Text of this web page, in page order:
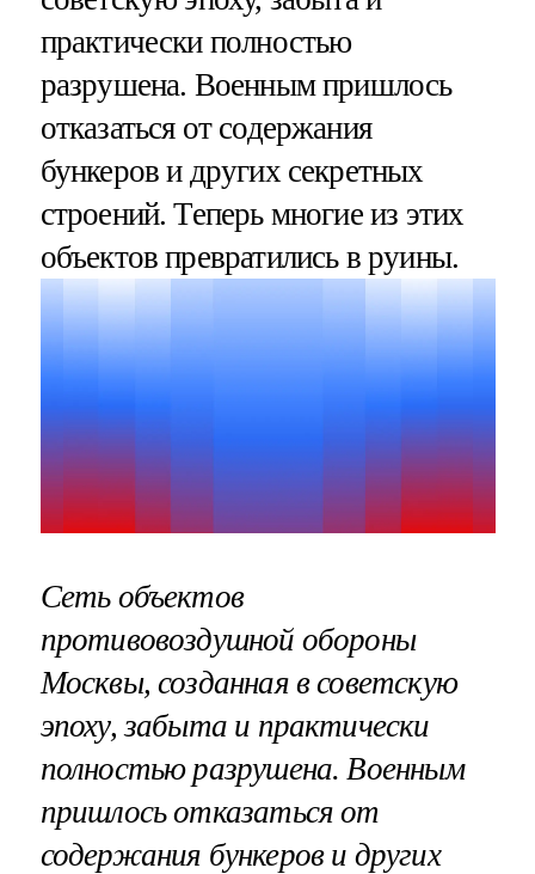
практически полностью
разрушена. Военным пришлось
отказаться от содержания
бункеров и других секретных
строений. Теперь многие из этих
объектов превратились в руины.
Сеть объектов
противовоздушной обороны
Москвы, созданная в советскую
эпоху, забыта и практически
полностью разрушена. Военным
пришлось отказаться от
содержания бункеров и других